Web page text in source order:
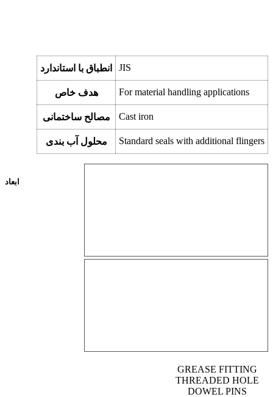
انطباق با استاندارد JIS
هدف خاص For material handling applications
مصالح ساختمانی Cast iron
محلول آب بندی Standard seals with additional flingers
ابعاد
GREASE FITTING
THREADED HOLE
DOWEL PINS